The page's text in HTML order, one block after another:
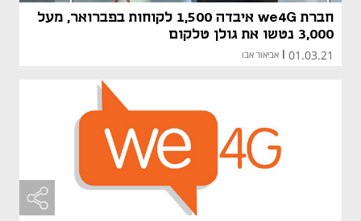
חברת we4G איבדה 1,500 לקוחות בפברואר, מעל
3,000 נטשו את גולן טלקום
01.03.21 אביאור אבו